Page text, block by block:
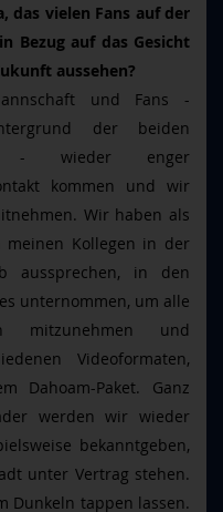
das vielen Fans auf der
Bezug auf das Gesicht
aussehen?
und Fans -
der beiden
- wieder enger
kommen und wir
Wir haben als
Kollegen in der
aussprechen, in den
unternommen, um alle
mitzunehmen und
Videoformaten,
Dahoam-Paket. Ganz
werden wir wieder
bekanntgeben,
unter Vertrag stehen.
Dunkeln tappen lassen.